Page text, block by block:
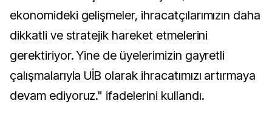
ekonomideki gelişmeler, ihracatçılarımızın daha
dikkatli ve stratejik hareket etmelerini
gerektiriyor. Yine de üyelerimizin gayretli
çalışmalarıyla UİB olarak ihracatımızı artırmaya
devam ediyoruz." ifadelerini kullandı.